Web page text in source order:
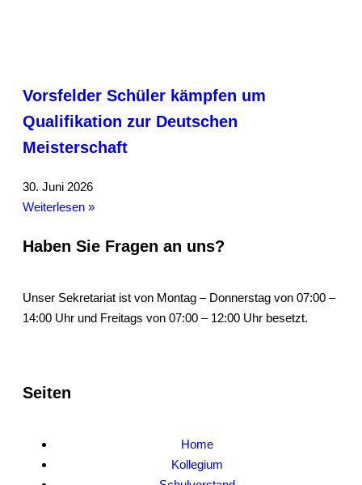
Vorsfelder Schüler kämpfen um
Qualifikation zur Deutschen
Meisterschaft
30. Juni 2026
Weiterlesen »
Haben Sie Fragen an uns?
Unser Sekretariat ist von Montag – Donnerstag von 07:00 –
14:00 Uhr und Freitags von 07:00 – 12:00 Uhr besetzt.
Seiten
Home
Kollegium